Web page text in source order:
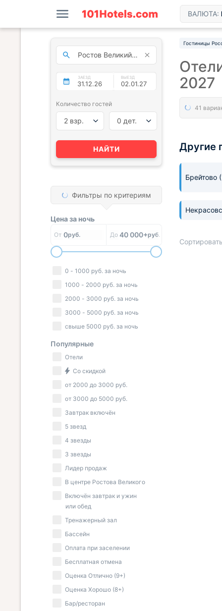
ВАЛЮТА:
Гостиницы
2027
Другие
Брейтово
ЗАЕЗД ВЫЕЗД
Количество гостей
2 взр. 0 дет.
НАЙТИ
Фильтры по критериям
Цена за ночь
От 0руб. До 40 000+руб.
0 - 1000 руб. за ночь
1000 - 2000 руб. за ночь
2000 - 3000 руб. за ночь
3000 - 5000 руб. за ночь
свыше 5000 руб. за ночь
Популярные
Отели
Со скидкой
от 2000 до 3000 руб.
от 3000 до 5000 руб.
Завтрак включён
5 звезд
4 звезды
3 звезды
Лидер продаж
В центре Ростова Великого
Включён завтрак и ужин
или обед
Тренажерный зал
Бассейн
Оплата при заселении
Бесплатная отмена
Оценка Отлично (9+)
Оценка Хорошо (8+)
Бар/ресторан